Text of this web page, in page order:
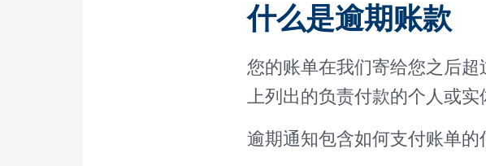
什么是逾期账款
您的账单在我们寄给您之后
上列出的负责付款的个人或实
逾期通知包含如何支付账单